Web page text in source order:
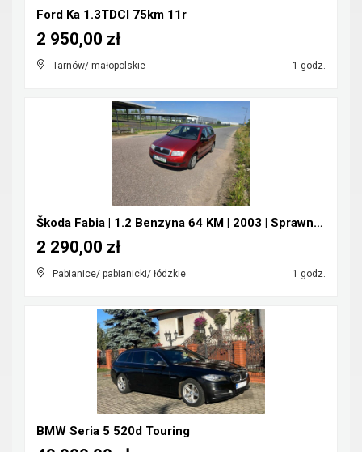
Ford Ka 1.3TDCI 75km 11r
Tarnów/ małopolskie 1 godz.
2 950,00 zł
Škoda Fabia | 1.2 Benzyna 64 KM | 2003 | Sprawna |...
Pabianice/ pabianicki/ łódzkie 1 godz.
2 290,00 zł
BMW Seria 5 520d Touring